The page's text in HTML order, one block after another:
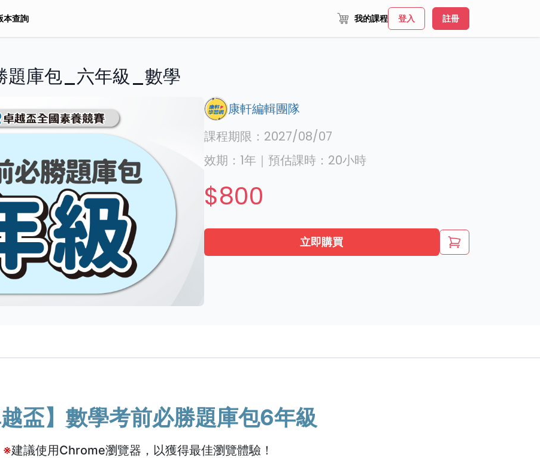
本查詢 我的課程 登入 註冊
題庫包_六年級_數學
康軒編輯團隊
課程期限： 2027/08/07
效期： 1年 ｜ 預估課時： 20小時
$800
立即購買
越盃】數學考前必勝題庫包6年級
※建議使用Chrome瀏覽器，以獲得最佳瀏覽體驗！